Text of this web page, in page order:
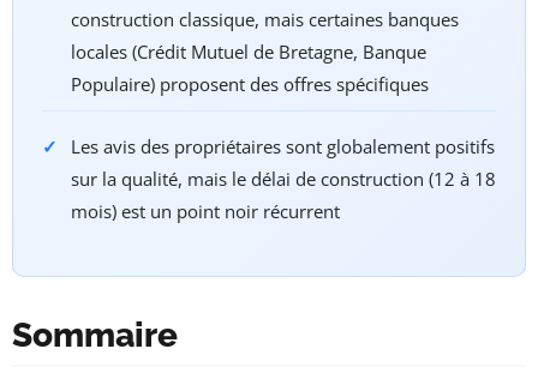
construction classique, mais certaines banques
locales (Crédit Mutuel de Bretagne, Banque
Populaire) proposent des offres spécifiques
Les avis des propriétaires sont globalement positifs
sur la qualité, mais le délai de construction (12 à 18
mois) est un point noir récurrent
Sommaire